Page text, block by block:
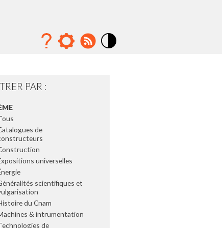
PAR :
de
universelles
scientifiques et
du Cnam
& intrumentation
de